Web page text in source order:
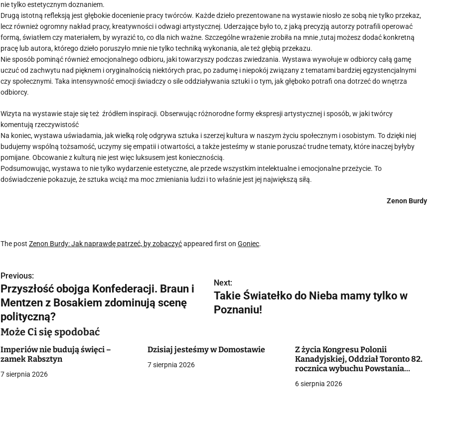
nie tylko estetycznym doznaniem.
Drugą istotną refleksją jest głębokie docenienie pracy twórców. Każde dzieło prezentowane na wystawie niosło ze sobą nie tylko przekaz,
lecz również ogromny nakład pracy, kreatywności i odwagi artystycznej. Uderzające było to, z jaką precyzją autorzy potrafili operować
formą, światłem czy materiałem, by wyrazić to, co dla nich ważne. Szczególne wrażenie zrobiła na mnie ,tutaj możesz dodać konkretną
pracę lub autora, którego dzieło poruszyło mnie nie tylko techniką wykonania, ale też głębią przekazu.
Nie sposób pominąć również emocjonalnego odbioru, jaki towarzyszy podczas zwiedzania. Wystawa wywołuje w odbiorcy całą gamę
uczuć od zachwytu nad pięknem i oryginalnością niektórych prac, po zadumę i niepokój związany z tematami bardziej egzystencjalnymi
czy społecznymi. Taka intensywność emocji świadczy o sile oddziaływania sztuki i o tym, jak głęboko potrafi ona dotrzeć do wnętrza
odbiorcy.
Wizyta na wystawie staje się też źródłem inspiracji. Obserwując różnorodne formy ekspresji artystycznej i sposób, w jaki twórcy
komentują rzeczywistość
Na koniec, wystawa uświadamia, jak wielką rolę odgrywa sztuka i szerzej kultura w naszym życiu społecznym i osobistym. To dzięki niej
budujemy wspólną tożsamość, uczymy się empatii i otwartości, a także jesteśmy w stanie poruszać trudne tematy, które inaczej byłyby
pomijane. Obcowanie z kulturą nie jest więc luksusem jest koniecznością.
Podsumowując, wystawa to nie tylko wydarzenie estetyczne, ale przede wszystkim intelektualne i emocjonalne przeżycie. To
doświadczenie pokazuje, że sztuka wciąż ma moc zmieniania ludzi i to właśnie jest jej największą siłą.
Zenon Burdy
The postZenon Burdy: Jak naprawdę patrzeć, by zobaczyćappeared first onGoniec.
N
a
w
i
g
a
Previous:
Przyszłość obojga Konfederacji. Braun i
Mentzen z Bosakiem zdominują scenę
polityczną?
Next:
Takie Światełko do Nieba mamy tylko w
Poznaniu!
Może Ci się spodobać
Imperiów nie budują święci –
zamek Rabsztyn
7 sierpnia 2026
Dzisiaj jesteśmy w Domostawie
7 sierpnia 2026
Z życia Kongresu Polonii
Kanadyjskiej, Oddział Toronto 82.
rocznica wybuchu Powstania
6 sierpnia 2026